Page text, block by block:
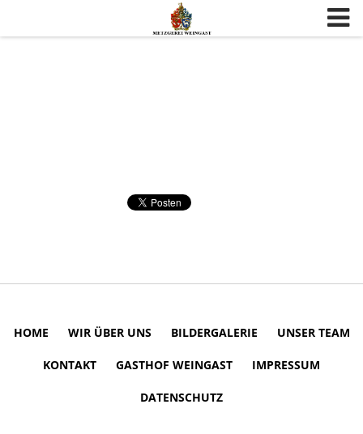
HOME WIR ÜBER UNS BILDERGALERIE UNSER TEAM
KONTAKT GASTHOF WEINGAST IMPRESSUM
DATENSCHUTZ